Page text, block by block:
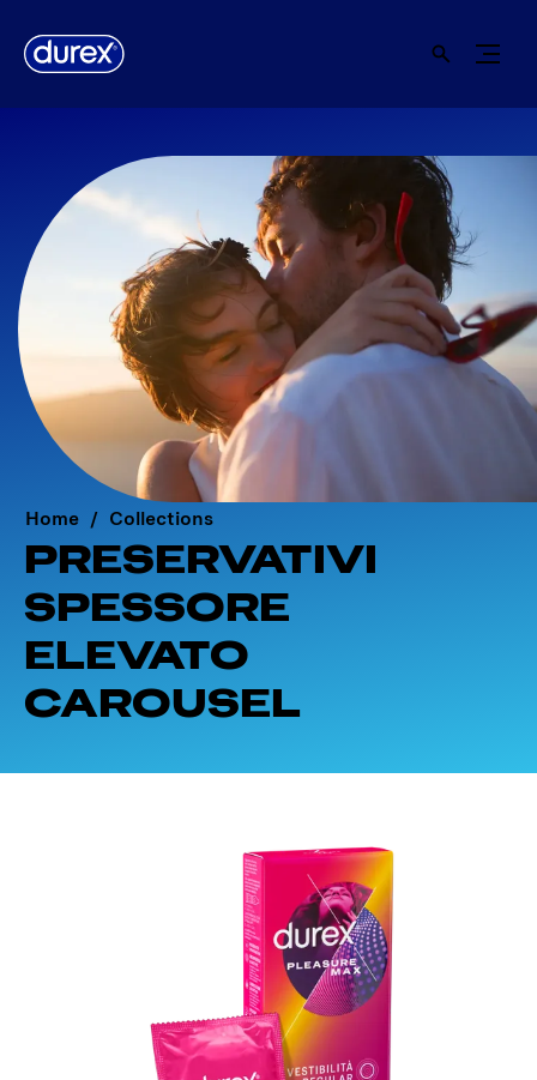
Home Collections
PRESERVATIVI
SPESSORE
ELEVATO
CAROUSEL